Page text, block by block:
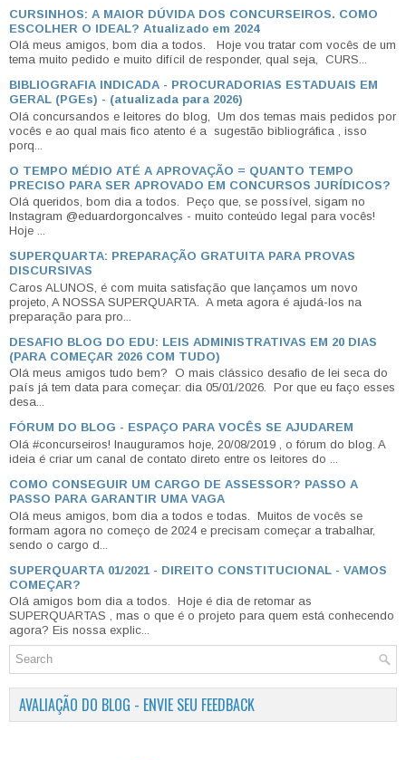
CURSINHOS: A MAIOR DÚVIDA DOS CONCURSEIROS. COMO
ESCOLHER O IDEAL? Atualizado em 2024
Olá meus amigos, bom dia a todos. Hoje vou tratar com vocês de um
tema muito pedido e muito difícil de responder, qual seja, CURS...
BIBLIOGRAFIA INDICADA - PROCURADORIAS ESTADUAIS EM
GERAL (PGEs) - (atualizada para 2026)
Olá concursandos e leitores do blog, Um dos temas mais pedidos por
vocês e ao qual mais fico atento é a sugestão bibliográfica , isso
porq...
O TEMPO MÉDIO ATÉ A APROVAÇÃO = QUANTO TEMPO
PRECISO PARA SER APROVADO EM CONCURSOS JURÍDICOS?
Olá queridos, bom dia a todos. Peço que, se possível, sigam no
Instagram @eduardorgoncalves - muito conteúdo legal para vocês!
Hoje ...
SUPERQUARTA: PREPARAÇÃO GRATUITA PARA PROVAS
DISCURSIVAS
Caros ALUNOS, é com muita satisfação que lançamos um novo
projeto, A NOSSA SUPERQUARTA. A meta agora é ajudá-los na
preparação para pro...
DESAFIO BLOG DO EDU: LEIS ADMINISTRATIVAS EM 20 DIAS
(PARA COMEÇAR 2026 COM TUDO)
Olá meus amigos tudo bem? O mais clássico desafio de lei seca do
país já tem data para começar: dia 05/01/2026. Por que eu faço esses
desa...
FÓRUM DO BLOG - ESPAÇO PARA VOCÊS SE AJUDAREM
Olá #concurseiros! Inauguramos hoje, 20/08/2019 , o fórum do blog. A
ideia é criar um canal de contato direto entre os leitores do ...
COMO CONSEGUIR UM CARGO DE ASSESSOR? PASSO A
PASSO PARA GARANTIR UMA VAGA
Olá meus amigos, bom dia a todos e todas. Muitos de vocês se
formam agora no começo de 2024 e precisam começar a trabalhar,
sendo o cargo d...
SUPERQUARTA 01/2021 - DIREITO CONSTITUCIONAL - VAMOS
COMEÇAR?
Olá amigos bom dia a todos. Hoje é dia de retomar as
SUPERQUARTAS , mas o que é o projeto para quem está conhecendo
agora? Eis nossa explic...
AVALIAÇÃO DO BLOG - ENVIE SEU FEEDBACK